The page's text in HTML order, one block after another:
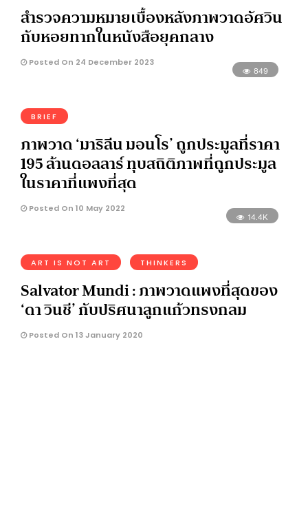
สำรวจความหมายเบื้องหลังภาพวาดอัศวิน
กับหอยทากในหนังสือยุคกลาง
Posted On 24 December 2023
849
BRIEF
ภาพวาด ‘มาริลีน มอนโร’ ถูกประมูลที่ราคา
195 ล้านดอลลาร์ ทุบสถิติภาพที่ถูกประมูล
ในราคาที่แพงที่สุด
Posted On 10 May 2022
14.4K
ART IS NOT ART THINKERS
Salvator Mundi : ภาพวาดแพงที่สุดของ
‘ดา วินชี’ กับปริศนาลูกแก้วทรงกลม
Posted On 13 January 2020